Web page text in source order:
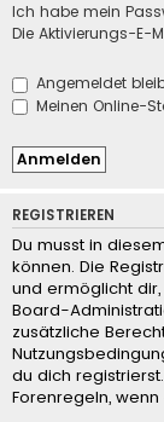
Ich habe mein
Die Aktivierungs-E-
Angemeldet
Meinen Online-
REGISTRIEREN
Du musst in
können. Die
und ermöglicht
Board-
zusätzliche
du dich
Forenregeln,